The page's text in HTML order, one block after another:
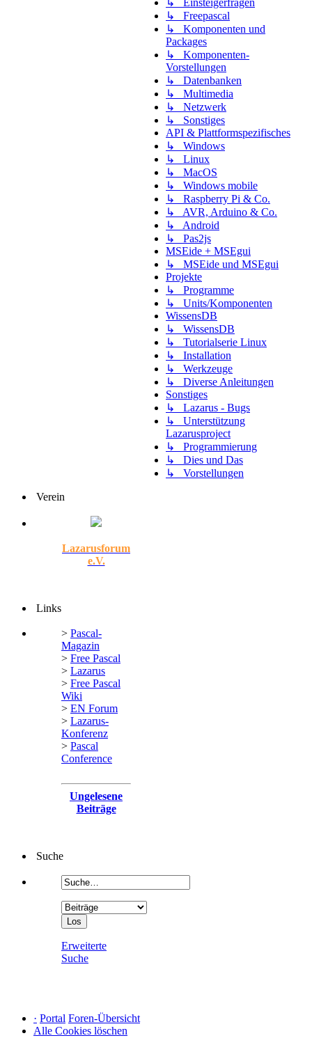
↳ Freepascal
↳ Komponenten und
Packages
↳ Komponenten-
Vorstellungen
↳ Datenbanken
↳ Multimedia
↳ Netzwerk
↳ Sonstiges
API & Plattformspezifisches
↳ Windows
↳ Linux
↳ MacOS
↳ Windows mobile
↳ Raspberry Pi & Co.
↳ AVR, Arduino & Co.
↳ Android
↳ Pas2js
MSEide + MSEgui
↳ MSEide und MSEgui
Projekte
↳ Programme
↳ Units/Komponenten
WissensDB
↳ WissensDB
↳ Tutorialserie Linux
↳ Installation
↳ Werkzeuge
↳ Diverse Anleitungen
Sonstiges
↳ Lazarus - Bugs
↳ Unterstützung
Lazarusproject
↳ Programmierung
↳ Dies und Das
↳ Vorstellungen
Verein
Lazarusforum
e.V.
Links
> Pascal-
Magazin
> Free Pascal
> Lazarus
> Free Pascal
Wiki
> EN Forum
> Lazarus-
Konferenz
> Pascal
Conference
Ungelesene
Beiträge
Suche
Erweiterte
Suche
· Portal Foren-Übersicht
Alle Cookies löschen